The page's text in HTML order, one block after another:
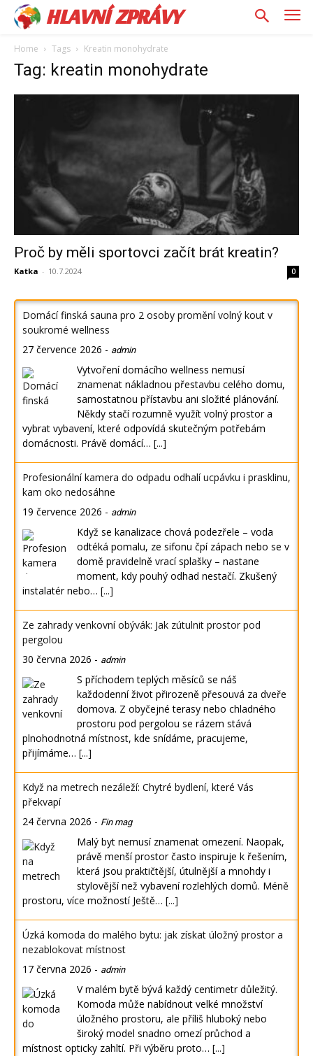
HLAVNÍ ZPRÁVY
Home Tags Kreatin monohydrate
Tag: kreatin monohydrate
Proč by měli sportovci začít brát kreatin?
Katka - 10.7.2024 0
Domácí finská sauna pro 2 osoby promění volný kout v
soukromé wellness
27 července 2026 - admin
Vytvoření domácího wellness nemusí
znamenat nákladnou přestavbu celého domu,
samostatnou přístavbu ani složité plánování.
Někdy stačí rozumně využít volný prostor a
vybrat vybavení, které odpovídá skutečným potřebám
domácnosti. Právě domácí… [...]
Profesionální kamera do odpadu odhalí ucpávku i prasklinu,
kam oko nedosáhne
19 července 2026 - admin
Když se kanalizace chová podezřele – voda
odtéká pomalu, ze sifonu čpí zápach nebo se v
domě pravidelně vrací splašky – nastane
moment, kdy pouhý odhad nestačí. Zkušený
instalatér nebo… [...]
Ze zahrady venkovní obývák: Jak zútulnit prostor pod
pergolou
30 června 2026 - admin
S příchodem teplých měsíců se náš
každodenní život přirozeně přesouvá za dveře
domova. Z obyčejné terasy nebo chladného
prostoru pod pergolou se rázem stává
plnohodnotná místnost, kde snídáme, pracujeme,
přijímáme… [...]
Když na metrech nezáleží: Chytré bydlení, které Vás
překvapí
24 června 2026 - Fin mag
Malý byt nemusí znamenat omezení. Naopak,
právě menší prostor často inspiruje k řešením,
která jsou praktičtější, útulnější a mnohdy i
stylovější než vybavení rozlehlých domů. Méně
prostoru, více možností Ještě… [...]
Úzká komoda do malého bytu: jak získat úložný prostor a
nezablokovat místnost
17 června 2026 - admin
V malém bytě bývá každý centimetr důležitý.
Komoda může nabídnout velké množství
úložného prostoru, ale příliš hluboký nebo
široký model snadno omezí průchod a
místnost opticky zahltí. Při výběru proto… [...]